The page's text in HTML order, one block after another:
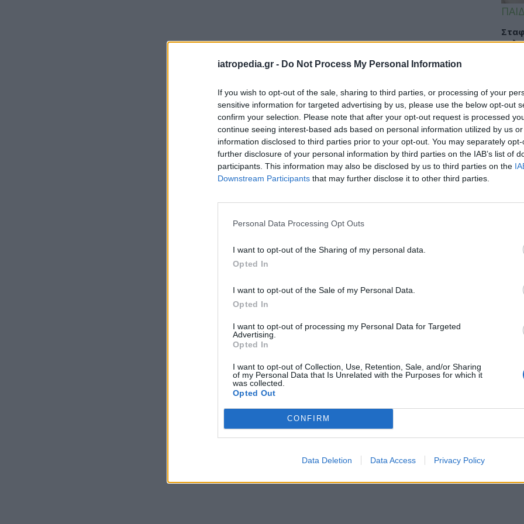
iatropedia.gr - Do Not Process My Personal Information
If you wish to opt-out of the sale, sharing to third parties, or processing of your
sensitive information for targeted advertising by us, please use the below opt-out
confirm your selection. Please note that after your opt-out request is processed
continue seeing interest-based ads based on personal information utilized by us
information disclosed to third parties prior to your opt-out. You may separately
further disclosure of your personal information by third parties on the IAB’s list of
participants. This information may also be disclosed by us to third parties on the
Downstream Participants that may further disclose it to other third parties.
Personal Data Processing Opt Outs
I want to opt-out of the Sharing of my personal data.
Opted In
I want to opt-out of the Sale of my Personal Data.
Opted In
I want to opt-out of processing my Personal Data for Targeted
Advertising.
Opted In
I want to opt-out of Collection, Use, Retention, Sale, and/or Sharing
of my Personal Data that Is Unrelated with the Purposes for which it
was collected.
Opted Out
CONFIRM
Data Deletion Data Access Privacy Policy
TIPS
από
στο